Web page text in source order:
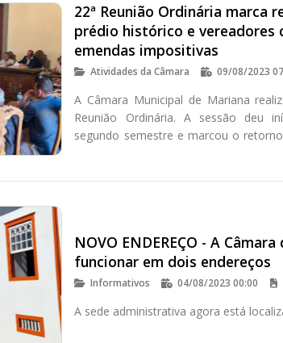
22ª Reunião Ordinária marca
prédio histórico e vereadores
emendas impositivas
Atividades da Câmara 09/08/2023
A Câmara Municipal de Mariana
Reunião Ordinária. A sessão deu
segundo semestre e marcou o
NOVO ENDEREÇO - A
funcionar em dois endereços
Informativos 04/08/2023 00:00
A sede administrativa agora está